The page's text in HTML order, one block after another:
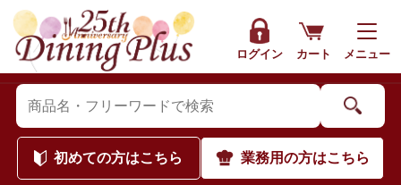
ログイン カート メニュー
初めての方はこちら 業務用の方はこちら